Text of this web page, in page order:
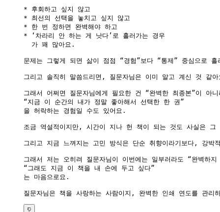
* 후회하고 싶지 않고
* 최선의 선택을 놓치고 싶지 않고
* 한 번 정하면 완벽해야 하고
* ‘차라리 안 하는 게 낫다’로 흘러가는 경우
  가 꽤 많아요.
문제는 그렇게 되면 삶이 점점 “경험”보다 “통제” 중심으로
그리고 솔직히 말씀드리면, 질문자님은 이미 알고 계신 것
그래서 어쩌면 질문자님에게 필요한 건 “완벽한 최종본”이 아
“지금 이 순간의 내가 정말 좋아해서 선택한 한 권”
을 허락하는 경험일 수도 있어요.
조금 역설적이지만, 시간이 지나 헌 책이 되는 것도 사실은
그리고 지금 느껴지는 고민 방식은 단순 취향이라기보다, 강
그래서 저는 오히려 질문자님이 이번에는 일부러라도 “완벽
“그래도 지금 이 책을 내 손에 두고 싶다”
는 마음으로요.